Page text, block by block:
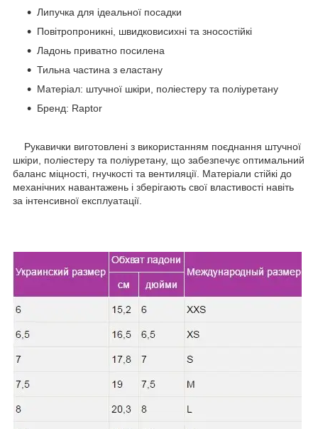
Липучка для ідеальної посадки
Повітропроникні, швидковисихні та зносостійкі
Ладонь приватно посилена
Тильна частина з еластану
Матеріал: штучної шкіри, поліестеру та поліуретану
Бренд: Raptor
Рукавички виготовлені з використанням поєднання штучної
шкіри, поліестеру та поліуретану, що забезпечує оптимальний
баланс міцності, гнучкості та вентиляції. Матеріали стійкі до
механічних навантажень і зберігають свої властивості навіть
за інтенсивної експлуатації.